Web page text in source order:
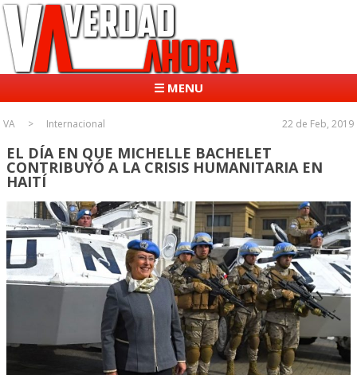
☰ MENU
VA Internacional 22 de Feb, 2019
EL DÍA EN QUE MICHELLE BACHELET
CONTRIBUYÓ A LA CRISIS HUMANITARIA EN
HAITÍ